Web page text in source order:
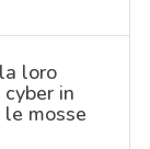
loro
in
le mosse